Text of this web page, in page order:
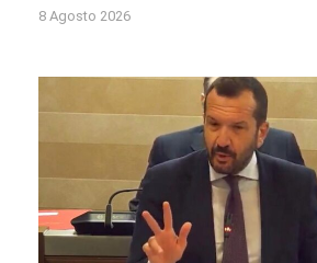
8 Agosto 2026